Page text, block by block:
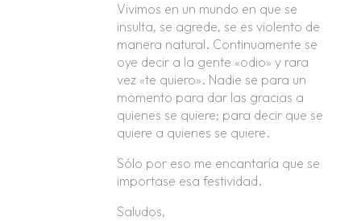
Vivimos en un mundo en que se
insulta, se agrede, se es violento de
manera natural. Continuamente se
oye decir a la gente «odio» y rara
vez «te quiero». Nadie se para un
momento para dar las gracias a
quienes se quiere; para decir que se
quiere a quienes se quiere.
Sólo por eso me encantaría que se
importase esa festividad.
Saludos,